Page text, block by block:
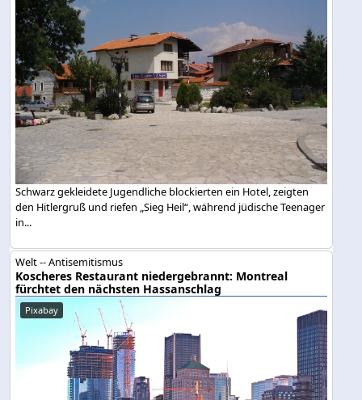
Schwarz gekleidete Jugendliche blockierten ein Hotel, zeigten
den Hitlergruß und riefen „Sieg Heil“, während jüdische Teenager
in...
Welt -- Antisemitismus
Koscheres Restaurant niedergebrannt: Montreal
fürchtet den nächsten Hassanschlag
Pixabay